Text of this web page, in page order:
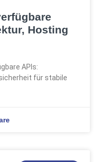
Hosting
APIs:
für stabile